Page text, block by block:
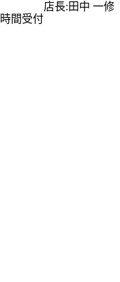
店長:田中 一修
間受付